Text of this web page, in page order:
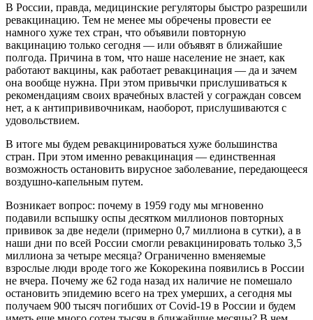
В России, правда, медицинские регуляторы быстро разрешили
ревакцинацию. Тем не менее мы обречены провести ее
намного хуже тех стран, что объявили повторную
вакцинацию только сегодня — или объявят в ближайшие
полгода. Причина в том, что наше население не знает, как
работают вакцины, как работает ревакцинация — да и зачем
она вообще нужна. При этом привычки прислушиваться к
рекомендациям своих врачебных властей у сограждан совсем
нет, а к антипрививочникам, наоборот, прислушиваются с
удовольствием.
В итоге мы будем ревакцинироваться хуже большинства
стран. При этом именно ревакцинация — единственная
возможность остановить вирусное заболевание, передающееся
воздушно-капельным путем.
Возникает вопрос: почему в 1959 году мы мгновенно
подавили вспышку оспы десятком миллионов повторных
прививок за две недели (примерно 0,7 миллиона в сутки), а в
наши дни по всей России смогли ревакцинировать только 3,5
миллиона за четыре месяца? Ограниченно вменяемые
взрослые люди вроде того же Кокорекина появились в России
не вчера. Почему же 62 года назад их наличие не помешало
остановить эпидемию всего на трех умерших, а сегодня мы
получаем 900 тысяч погибших от Covid-19 в России и будем